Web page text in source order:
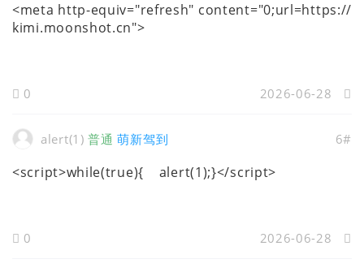
<meta http-equiv="refresh" content="0;url=https://
kimi.moonshot.cn">
0 2026-06-28
alert(1) 普通 萌新驾到 6#
<script>while(true){ alert(1);}</script>
0 2026-06-28